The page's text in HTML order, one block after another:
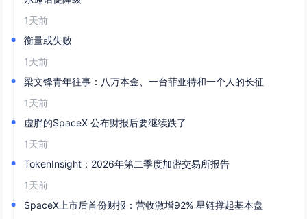
1天前
衡量或失败
1天前
梁文锋青年往事：八万本金、一台菲亚特和一个人的长征
1天前
虚胖的SpaceX 公布财报后要继续跌了
1天前
TokenInsight：2026年第二季度加密交易所报告
1天前
SpaceX上市后首份财报：营收激增92% 星链撑起基本盘